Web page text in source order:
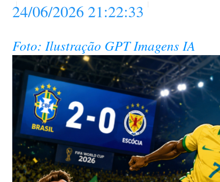
24/06/2026 21:22:33
Foto: Ilustração GPT Imagens IA